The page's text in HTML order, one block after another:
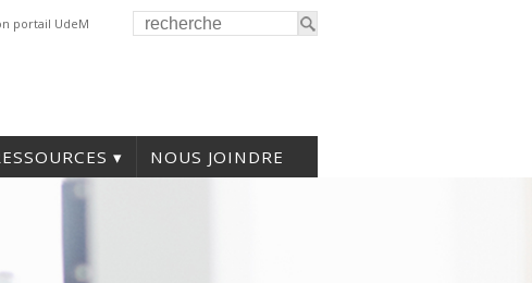
portail UdeM
NOUS JOINDRE